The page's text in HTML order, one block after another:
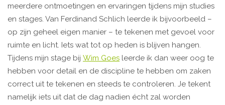
meerdere ontmoetingen en ervaringen tijdens mijn studies
en stages. Van Ferdinand Schlich leerde ik bijvoorbeeld –
op zijn geheel eigen manier – te tekenen met gevoel voor
ruimte en licht. Iets wat tot op heden is blijven hangen.
Tijdens mijn stage bij Wim Goes leerde ik dan weer oog te
hebben voor detail en de discipline te hebben om zaken
correct uit te tekenen en steeds te controleren. Je tekent
namelijk iets uit dat de dag nadien écht zal worden